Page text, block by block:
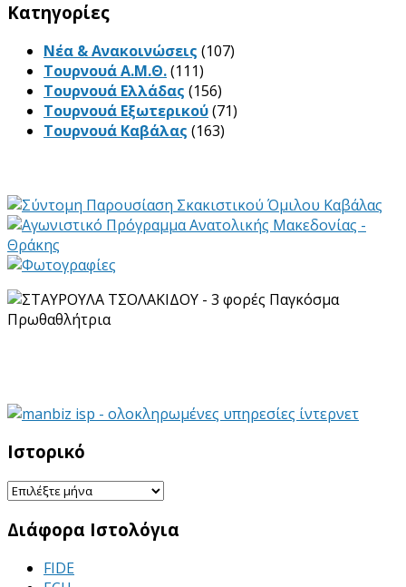
Kατηγορίες
Νέα & Ανακοινώσεις (107)
Τουρνουά Α.Μ.Θ.(111)
Τουρνουά Ελλάδας (156)
Τουρνουά Εξωτερικού(71)
Τουρνουά Καβάλας (163)
Ιστορικό
Ιστορικό
Διάφορα Ιστολόγια
FIDE